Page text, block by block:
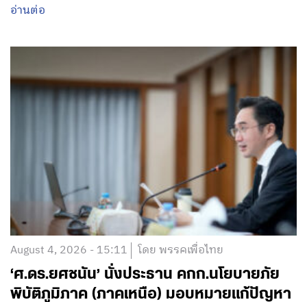
อ่านต่อ
August 4, 2026 - 15:11 โดย พรรคเพื่อไทย
‘ศ.ดร.ยศชนัน’ นั่งประธาน คกก.นโยบายภัย
พิบัติภูมิภาค (ภาคเหนือ) มอบหมายแก้ปัญหา